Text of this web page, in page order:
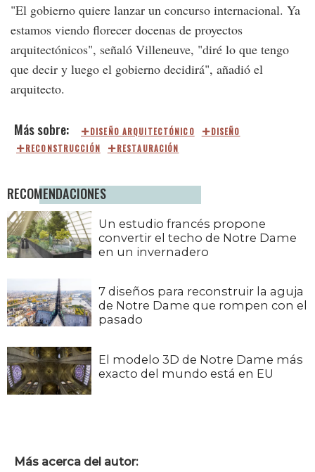
"El gobierno quiere lanzar un concurso internacional. Ya
estamos viendo florecer docenas de proyectos
arquitectónicos", señaló Villeneuve, "diré lo que tengo
que decir y luego el gobierno decidirá", añadió el
arquitecto.
DISEÑO ARQUITECTÓNICO
DISEÑO
RECONSTRUCCIÓN
RESTAURACIÓN
RECOMENDACIONES
Un estudio francés propone
convertir el techo de Notre Dame
en un invernadero
7 diseños para reconstruir la aguja
de Notre Dame que rompen con el
pasado
El modelo 3D de Notre Dame más
exacto del mundo está en EU
Más acerca del autor: